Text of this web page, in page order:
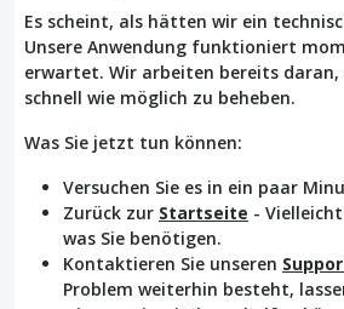
Es scheint, als hätten wir ein
Unsere Anwendung funktioniert
erwartet. Wir arbeiten bereits daran,
schnell wie möglich zu beheben.
Was Sie jetzt tun können:
Versuchen Sie es in ein paar
Zurück zur Startseite -
was Sie benötigen.
Kontaktieren Sie unseren
Problem weiterhin besteht,